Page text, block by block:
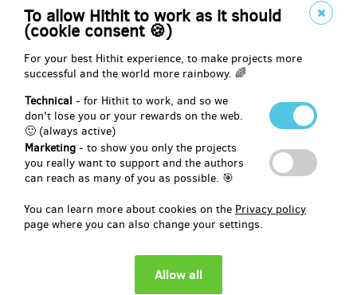
To allow Hithit to work as it should
(cookie consent 🍪)
For your best Hithit experience, to make projects more
successful and the world more rainbowy. 🌈
Technical - for Hithit to work, and so we
don't lose you or your rewards on the web.
🙂 (always active)
Marketing - to show you only the projects
you really want to support and the authors
can reach as many of you as possible. 🎯
You can learn more about cookies on the Privacy policy
page where you can also change your settings.
EUR 21.43
(CZK 520)
Mandaly velké
Mandaly velké 30x30cm akvarel, tuš
Osobní výběr v ateliéru, ev.poštou
EUR 28.85
(CZK 700)